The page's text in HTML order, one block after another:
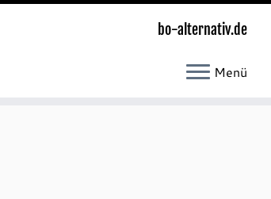
bo-alternativ.de
Menü